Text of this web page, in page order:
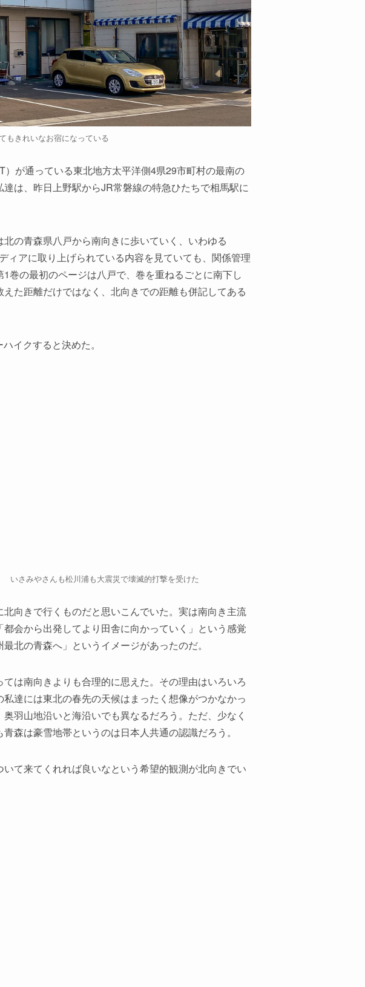
もきれいなお宿になっている
が通っている東北地方太平洋側4県29市町村の最南の
は、昨日上野駅からJR常磐線の特急ひたちで相馬駅に
の青森県八戸から南向きに歩いていく、いわゆる
ィアに取り上げられている内容を見ていても、関係管理
巻の最初のページは八戸で、巻を重ねるごとに南下し
た距離だけではなく、北向きでの距離も併記してある
イクすると決めた。
いさみやさんも松川浦も大震災で壊滅的打撃を受けた
向きで行くものだと思いこんでいた。実は南向き主流
会から出発してより田舎に向かっていく」という感覚
北の青森へ」というイメージがあったのだ。
は南向きよりも合理的に思えた。その理由はいろいろ
達には東北の春先の天候はまったく想像がつかなかっ
羽山地沿いと海沿いでも異なるだろう。ただ、少なく
森は豪雪地帯というのは日本人共通の認識だろう。
て来てくれれば良いなという希望的観測が北向きでい